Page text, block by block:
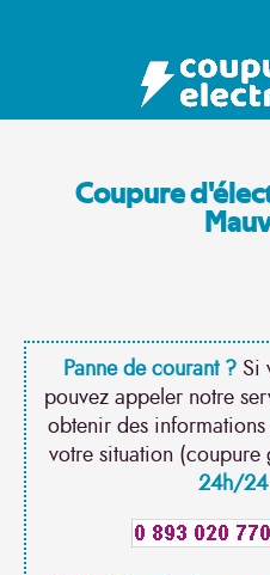
Coupure
Panne de courant ?Si
pouvez appeler notre
obtenir des
votre situation
24h/24